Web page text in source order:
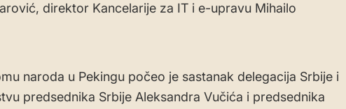
direktor Kancelarije za IT i e-upravu Mihailo
naroda u Pekingu počeo je sastanak delegacija Srbije i
predsednika Srbije Aleksandra Vučića i predsednika